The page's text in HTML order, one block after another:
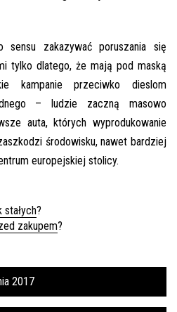
sensu zakazywać poruszania się
tylko dlatego, że mają pod maską
kampanie przeciwko dieslom
– ludzie zaczną masowo
auta, których wyprodukowanie
środowisku, nawet bardziej
europejskiej stolicy.
?
zakupem?
2017